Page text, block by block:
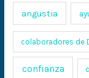
angustia
colaboradores de
confianza